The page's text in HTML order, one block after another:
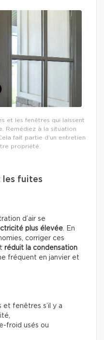
et les fenêtres qui laissent
Remédiez à la situation
fait partie d’un entretien
propriété.
les fuites
d’air se
plus élevée. En
corriger ces
réduit la condensation
fréquent en janvier et
fenêtres s’il y a
froid usés ou